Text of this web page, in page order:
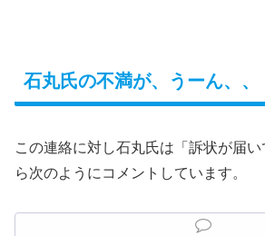
石丸氏の不満が、うーん、、
この連絡に対し石丸氏は「訴状が届
ら次のようにコメントしています。